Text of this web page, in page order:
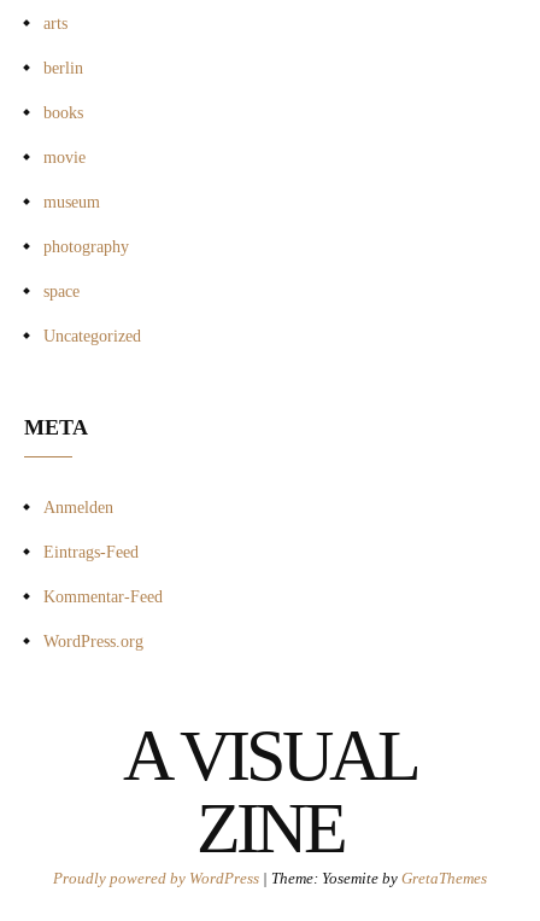
arts
berlin
books
movie
museum
photography
space
Uncategorized
META
Anmelden
Eintrags-Feed
Kommentar-Feed
WordPress.org
A VISUAL
ZINE
Proudly powered by WordPress | Theme: Yosemite by GretaThemes